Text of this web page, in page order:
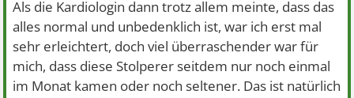
Als die Kardiologin dann trotz allem meinte, dass das
alles normal und unbedenklich ist, war ich erst mal
sehr erleichtert, doch viel überraschender war für
mich, dass diese Stolperer seitdem nur noch einmal
im Monat kamen oder noch seltener. Das ist natürlich